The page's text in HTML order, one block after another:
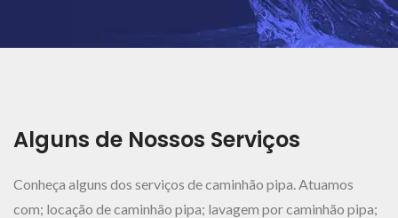
Alguns de Nossos Serviços
Conheça alguns dos serviços de caminhão pipa. Atuamos
com; locação de caminhão pipa; lavagem por caminhão pipa;